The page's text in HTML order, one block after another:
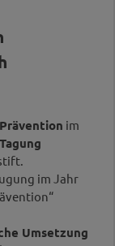
im
Tagung
im Jahr
Umsetzung